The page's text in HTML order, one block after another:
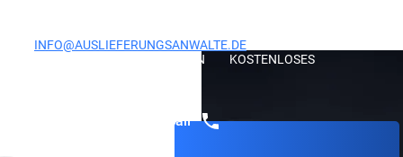
INFO@AUSLIEFERUNGSANWALTE.DE
VEREINBAREN SIE EIN KOSTENLOSES
Get a call